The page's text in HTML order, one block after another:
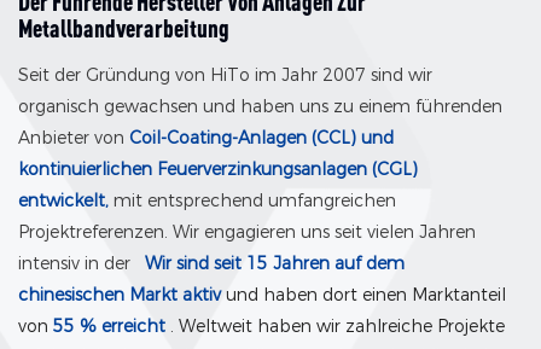
Metallbandverarbeitung
Seit der Gründung von HiTo im Jahr 2007 sind wir
organisch gewachsen und haben uns zu einem führenden
Anbieter von Coil-Coating-Anlagen (CCL) und
kontinuierlichen Feuerverzinkungsanlagen (CGL)
entwickelt, mit entsprechend umfangreichen
Projektreferenzen. Wir engagieren uns seit vielen Jahren
intensiv in der
Wir sind seit 15 Jahren auf dem
chinesischen Markt aktiv und haben dort einen Marktanteil
von 55 % erreicht . Weltweit haben wir zahlreiche Projekte